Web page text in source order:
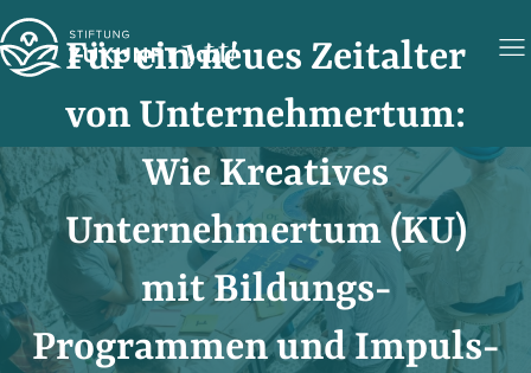
Für ein neues Zeit­alter
von Unter­nehmer­tum:
Wie Kreatives
Unternehmertum (KU)
mit Bildungs-
Programmen und Impuls-